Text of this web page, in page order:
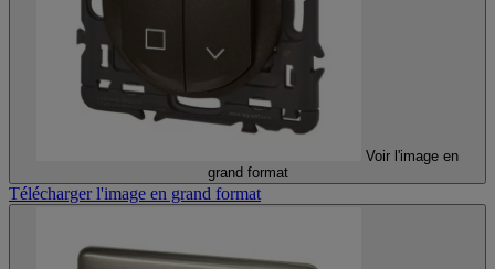
Voir l'image en
grand format
Télécharger l'image en grand format